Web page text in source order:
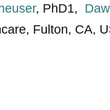
, PhD1,
Fulton, CA,